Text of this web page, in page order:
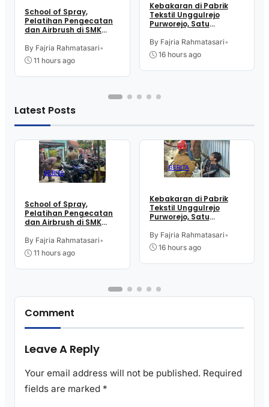
School of Spray,
Pelatihan Pengecatan
dan Airbrush di SMK
Kutoarjo
By Fajria Rahmatasari•
11 hours ago
Kebakaran di Pabrik
Tekstil Unggulrejo
Purworejo, Satu
Tulang, Petugas
Damkar Sesak Nafas
By Fajria Rahmatasari•
16 hours ago
Latest Posts
BERITA
School of Spray,
Pelatihan Pengecatan
dan Airbrush di SMK
Kutoarjo
By Fajria Rahmatasari•
11 hours ago
BERITA
Kebakaran di Pabrik
Tekstil Unggulrejo
Purworejo, Satu
Tulang, Petugas
Damkar Sesak Nafas
By Fajria Rahmatasari•
16 hours ago
Comment
Leave A Reply
Your email address will not be published. Required
fields are marked *